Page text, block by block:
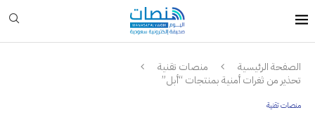
الصفحة الرئيسية
منصات تقنية
تحذير من ثغرات أمنية بمنتجات “أبل”
منصات تقنية